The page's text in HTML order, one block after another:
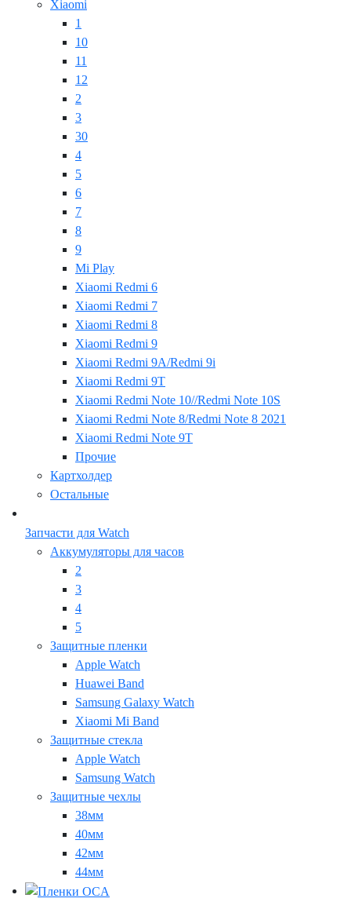
Xiaomi
1
10
11
12
2
3
30
4
5
6
7
8
9
Mi Play
Xiaomi Redmi 6
Xiaomi Redmi 7
Xiaomi Redmi 8
Xiaomi Redmi 9
Xiaomi Redmi 9A/Redmi 9i
Xiaomi Redmi 9T
Xiaomi Redmi Note 10//Redmi Note 10S
Xiaomi Redmi Note 8/Redmi Note 8 2021
Xiaomi Redmi Note 9T
Прочие
Картхолдер
Остальные
Запчасти для Watch
Аккумуляторы для часов
2
3
4
5
Защитные пленки
Apple Watch
Huawei Band
Samsung Galaxy Watch
Xiaomi Mi Band
Защитные стекла
Apple Watch
Samsung Watch
Защитные чехлы
38мм
40мм
42мм
44мм